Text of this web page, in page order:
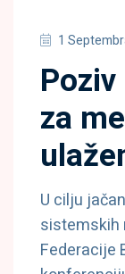
1
za
U cilju
sistemskih
Federacije